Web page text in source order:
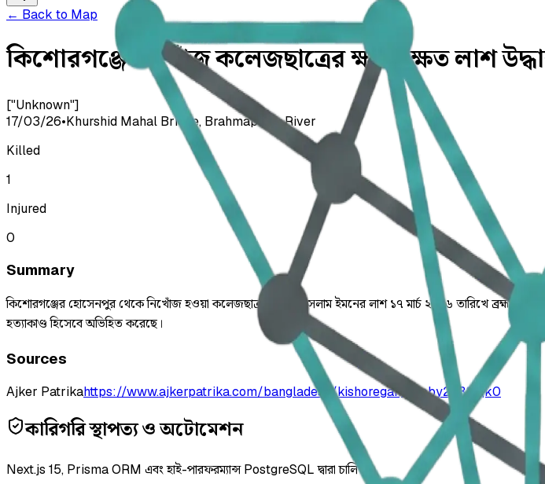
← Back to Map
কিশোরগঞ্জে নিখোঁজ কলেজছাত্রের ক্ষতবিক্ষত লাশ
["Unknown"]
17/03/26•Khurshid Mahal Bridge, Brahmaputra River
Killed
1
Injured
0
Summary
কিশোরগঞ্জের হোসেনপুর থেকে নিখোঁজ হওয়া কলেজছাত্র তরিকুল ইসলাম ইমনের লাশ ১৭ মার্চ ২০২৬ তারিখে ব্রহ্মপুত্র
হত্যাকাণ্ড হিসেবে অভিহিত করেছে।
Sources
Ajker Patrikahttps://www.ajkerpatrika.com/bangladesh/kishoreganj/ajpby2c38fqk0
কারিগরি স্থাপত্য ও অটোমেশন
Next.js 15, Prisma ORM এবং হাই-পারফরম্যান্স PostgreSQL দ্বারা চালিত।